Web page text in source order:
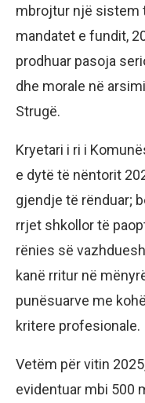
mbrojtur një sistem
mandatet e fundit,
prodhuar pasoja
dhe morale në
Strugë.
Kryetari i ri i
e dytë të nëntorit
gjendje të rënduar;
rrjet shkollor të
rënies së
kanë rritur në
punësuarve me
kritere profesionale.
Vetëm për vitin
evidentuar mbi 500